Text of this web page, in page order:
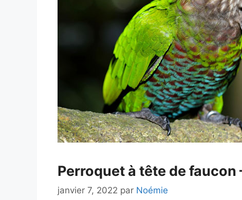
Perroquet à tête de faucon
janvier 7, 2022 par Noémie